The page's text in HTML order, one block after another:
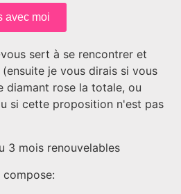
avec moi
sert à se rencontrer et
je vous dirais si vous
diamant rose la totale, ou
si cette proposition n'est pas
3 mois renouvelables
compose: